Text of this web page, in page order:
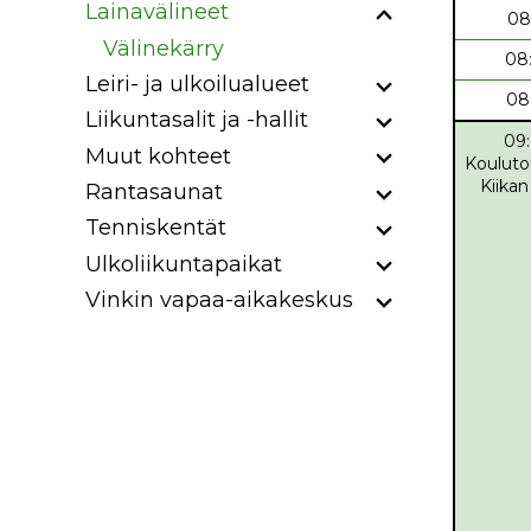
Lainavälineet
Välinekärry
Leiri- ja ulkoilualueet
Liikuntasalit ja -hallit
Muut kohteet
Rantasaunat
Tenniskentät
Ulkoliikuntapaikat
Vinkin vapaa-aikakeskus